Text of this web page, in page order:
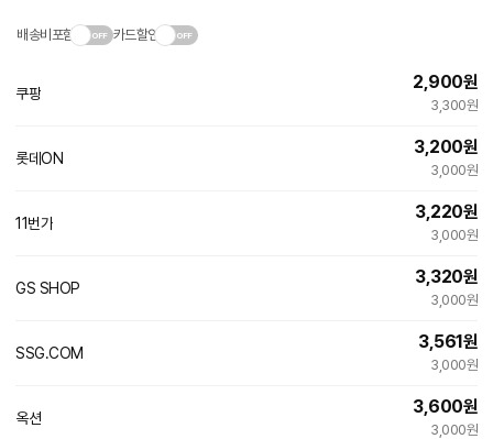
배송비포함 카드할인
쿠팡
2,900원
3,300원
롯데ON
3,200원
3,000원
11번가
3,220원
3,000원
GS SHOP
3,320원
3,000원
SSG.COM
3,561원
3,000원
옥션
3,600원
3,000원